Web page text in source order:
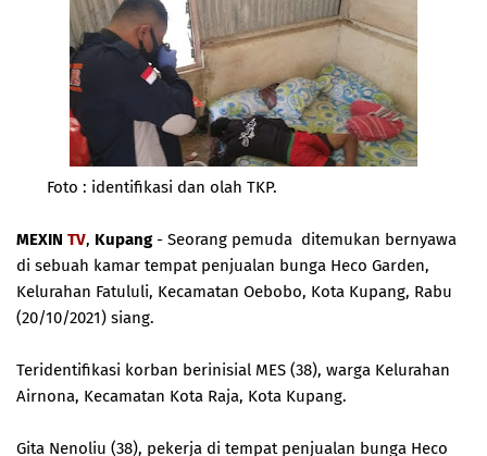
Foto : identifikasi dan olah TKP.
MEXIN TV, Kupang- Seorang pemuda ditemukan bernyawa
di sebuah kamar tempat penjualan bunga Heco Garden,
Kelurahan Fatululi, Kecamatan Oebobo, Kota Kupang, Rabu
(20/10/2021) siang.
Teridentifikasi korban berinisial MES (38), warga Kelurahan
Airnona, Kecamatan Kota Raja, Kota Kupang.
Gita Nenoliu (38), pekerja di tempat penjualan bunga Heco